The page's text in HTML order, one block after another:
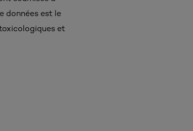
données est le
et